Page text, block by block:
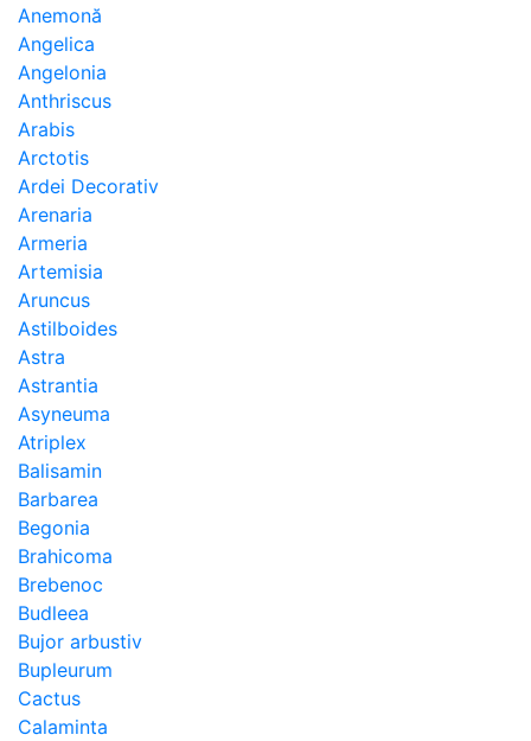
Anemonă
Angelica
Angelonia
Anthriscus
Arabis
Arctotis
Ardei Decorativ
Arenaria
Armeria
Artemisia
Aruncus
Astilboides
Astra
Astrantia
Asyneuma
Atriplex
Balisamin
Barbarea
Begonia
Brahicoma
Brebenoc
Budleea
Bujor arbustiv
Bupleurum
Cactus
Calaminta